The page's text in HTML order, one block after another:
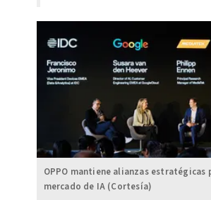
OPPO mantiene alianzas
mercado de IA (Cortesía)